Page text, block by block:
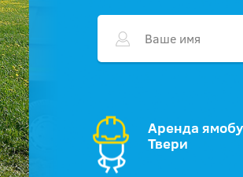
Аренда
Твери